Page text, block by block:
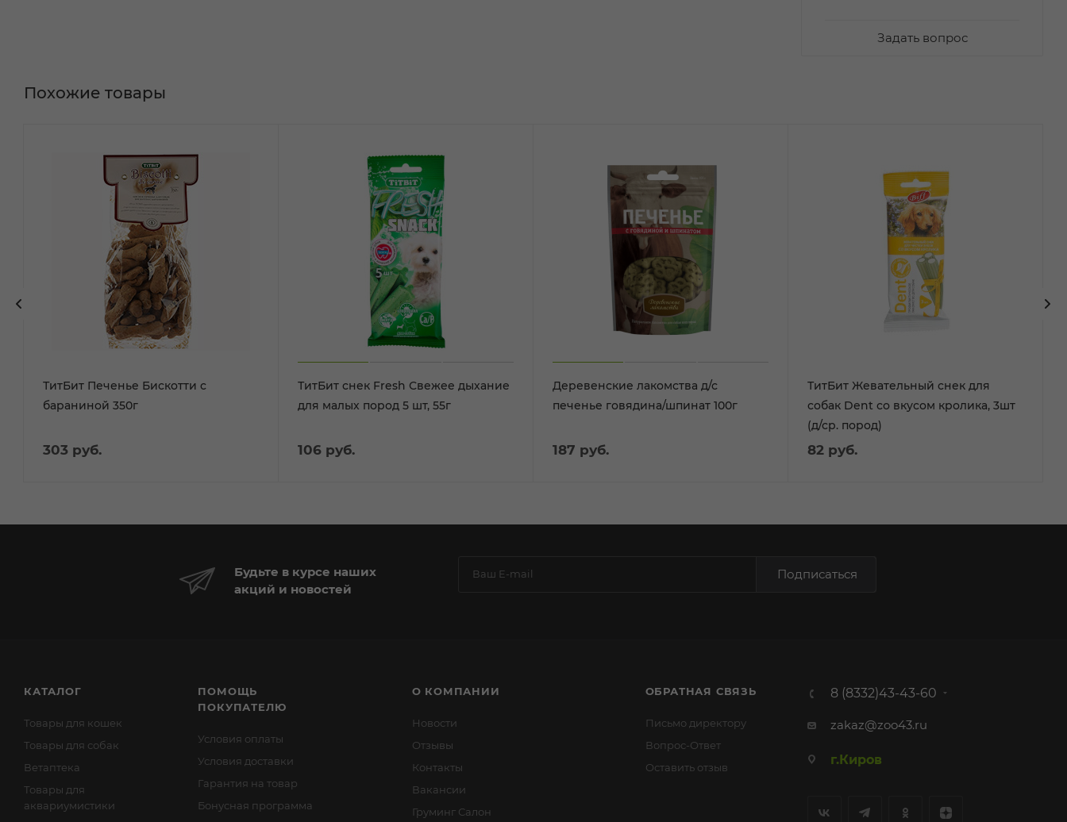
Задать вопрос
ТитБит Печенье Бискотти с
бараниной 350г
303 руб.
ТитБит снек Fresh Свежее дыхание
для малых пород 5 шт, 55г
106 руб.
Деревенские лакомства д/с
печенье говядина/шпинат 100г
187 руб.
ТитБит Жевательный снек для
собак Dent со вкусом кролика, 3шт
(д/ср. пород)
82 руб.
Похожие товары
Будьте в курсе наших
акций и новостей
Подписаться
КАТАЛОГ
Товары для кошек
Товары для собак
Ветаптека
Товары для
аквариумистики
ПОМОЩЬ
ПОКУПАТЕЛЮ
Условия оплаты
Условия доставки
Гарантия на товар
Бонусная программа
О КОМПАНИИ
Новости
Отзывы
Контакты
Вакансии
Груминг Салон
ОБРАТНАЯ СВЯЗЬ
Письмо директору
Вопрос-Ответ
Оставить отзыв
8 (8332)43-43-60
zakaz@zoo43.ru
г.Киров